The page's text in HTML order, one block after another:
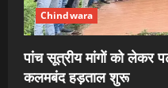
Chindwara
पांच सूत्रीय मांगों को लेकर
कलमबंद हड़ताल शुरू